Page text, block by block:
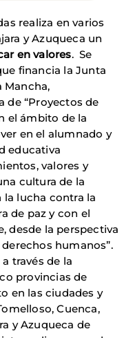
realiza en varios
y Azuqueca un
en valores. Se
financia la Junta
Mancha,
de “Proyectos de
el ámbito de la
en el alumnado y
educativa
valores y
cultura de la
lucha contra la
de paz y con el
desde la perspectiva
humanos”.
través de la
provincias de
en las ciudades y
Cuenca,
y Azuqueca de